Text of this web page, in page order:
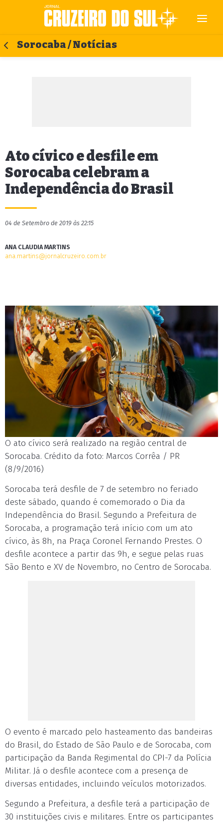
Sorocaba / Notícias
Ato cívico e desfile em
Sorocaba celebram a
Independência do Brasil
04 de Setembro de 2019 às 22:15
ANA CLAUDIA MARTINS
ana.martins@jornalcruzeiro.com.br
O ato cívico será realizado na região central de
Sorocaba. Crédito da foto: Marcos Corrêa / PR
(8/9/2016)
Sorocaba terá desfile de 7 de setembro no feriado
deste sábado, quando é comemorado o Dia da
Independência do Brasil. Segundo a Prefeitura de
Sorocaba, a programação terá início com um ato
cívico, às 8h, na Praça Coronel Fernando Prestes. O
desfile acontece a partir das 9h, e segue pelas ruas
São Bento e XV de Novembro, no Centro de Sorocaba.
O evento é marcado pelo hasteamento das bandeiras
do Brasil, do Estado de São Paulo e de Sorocaba, com
participação da Banda Regimental do CPI-7 da Polícia
Militar. Já o desfile acontece com a presença de
diversas entidades, incluindo veículos motorizados.
Segundo a Prefeitura, a desfile terá a participação de
30 instituições civis e militares. Entre os participantes